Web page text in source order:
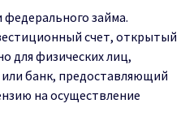
займа.
счет, открытый
для физических лиц,
банк, предоставляющий
на осуществление